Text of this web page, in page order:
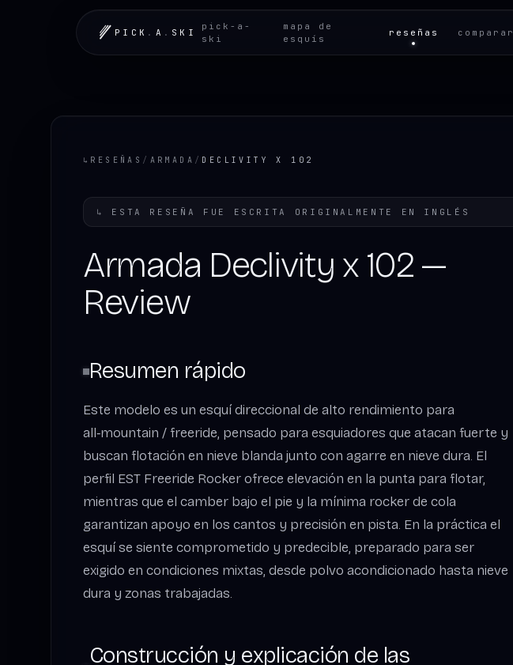
PICK . A . SKI
pick-a-
ski
mapa de
esquís
reseñas comparar
↳ RESEÑAS / ARMADA / DECLIVITY X 102
↳ ESTA RESEÑA FUE ESCRITA ORIGINALMENTE EN INGLÉS
Armada Declivity x 102 —
Review
Resumen rápido
Este modelo es un esquí direccional de alto rendimiento para
all‑mountain / freeride, pensado para esquiadores que atacan fuerte y
buscan flotación en nieve blanda junto con agarre en nieve dura. El
perfil EST Freeride Rocker ofrece elevación en la punta para flotar,
mientras que el camber bajo el pie y la mínima rocker de cola
garantizan apoyo en los cantos y precisión en pista. En la práctica el
esquí se siente comprometido y predecible, preparado para ser
exigido en condiciones mixtas, desde polvo acondicionado hasta nieve
dura y zonas trabajadas.
Construcción y explicación de las